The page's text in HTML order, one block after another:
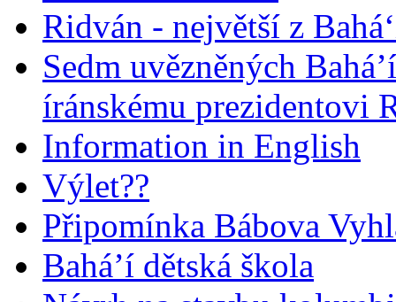
Ridván - největší z
Sedm uvězněných
íránskému prezidentovi
Information in English
Výlet??
Připomínka Bábova
Bahá’í dětská škola